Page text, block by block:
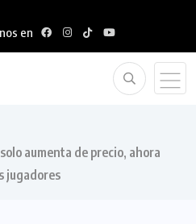
en
aumenta de precio, ahora
jugadores